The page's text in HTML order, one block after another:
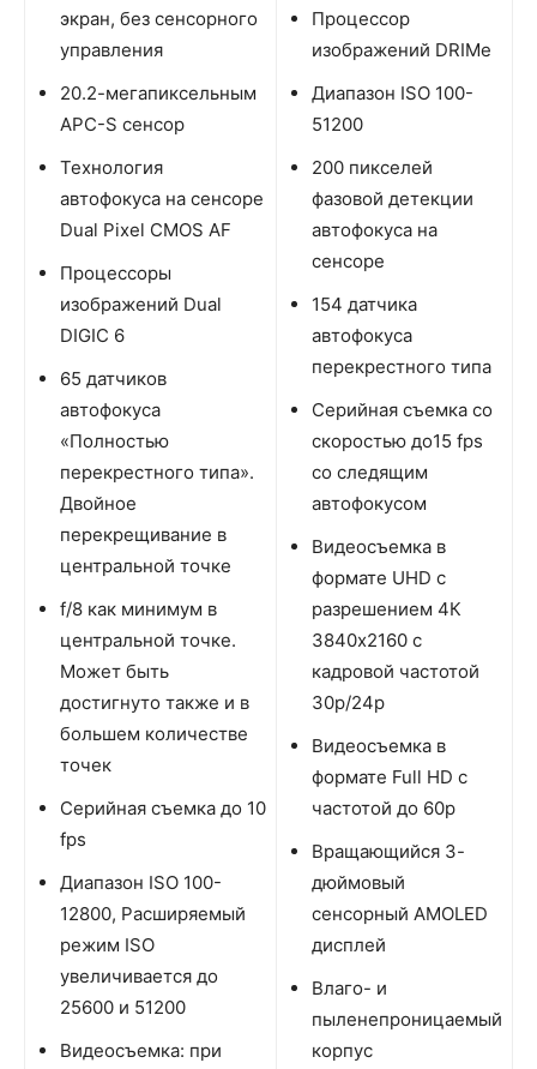
экран, без сенсорного
управления
20.2-мегапиксельным
APC-S сенсор
Технология
автофокуса на сенсоре
Dual Pixel CMOS AF
Процессоры
изображений Dual
DIGIC 6
65 датчиков
автофокуса
«Полностью
перекрестного типа».
Двойное
перекрещивание в
центральной точке
f/8 как минимум в
центральной точке.
Может быть
достигнуто также и в
большем количестве
точек
Серийная съемка до 10
fps
Диапазон ISO 100-
12800, Расширяемый
режим ISO
увеличивается до
25600 и 51200
Видеосъемка: при
Процессор
изображений DRIMe
Диапазон ISO 100-
51200
200 пикселей
фазовой детекции
автофокуса на
сенсоре
154 датчика
автофокуса
перекрестного типа
Серийная съемка со
скоростью до15 fps
со следящим
автофокусом
Видеосъемка в
формате UHD с
разрешением 4К
3840х2160 с
кадровой частотой
30р/24р
Видеосъемка в
формате Full HD с
частотой до 60р
Вращающийся 3-
дюймовый
сенсорный AMOLED
дисплей
Влаго- и
пыленепроницаемый
корпус